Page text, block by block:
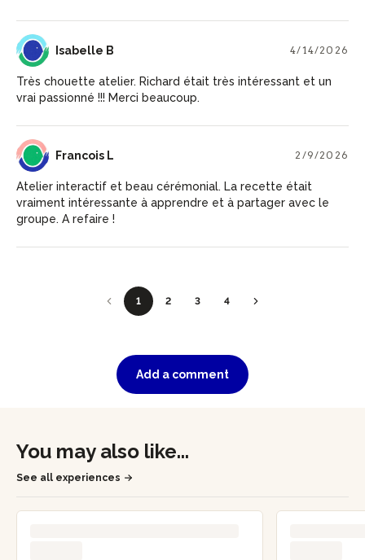
IB Isabelle B 4/14/2026
Très chouette atelier. Richard était très intéressant et un
vrai passionné !!! Merci beaucoup.
FL Francois L 2/9/2026
Atelier interactif et beau cérémonial. La recette était
vraiment intéressante à apprendre et à partager avec le
groupe. A refaire !
1 2 3 4
Add a comment
You may also like...
See all experiences